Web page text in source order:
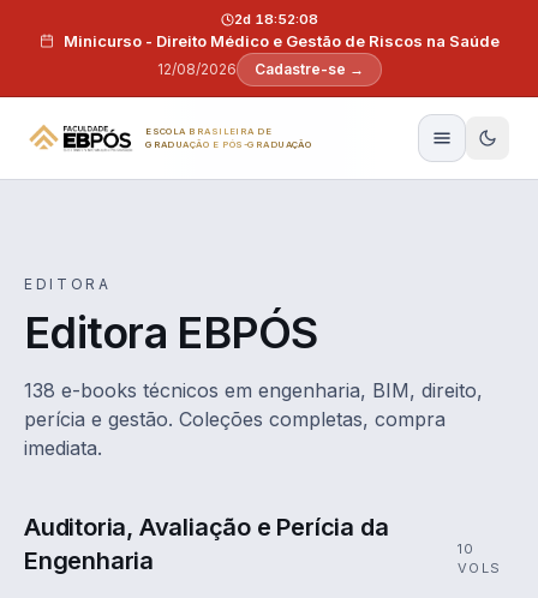
Minicurso - Direito Médico e Gestão de Riscos na Saúde
12/08/2026
2d 18:52:07
Cadastre-se →
ESCOLA BRASILEIRA DE
GRADUAÇÃO E PÓS-GRADUAÇÃO
EDITORA
Editora EBPÓS
138 e-books técnicos em engenharia, BIM, direito,
perícia e gestão. Coleções completas, compra
imediata.
Auditoria, Avaliação e Perícia da
Engenharia
10
VOLS